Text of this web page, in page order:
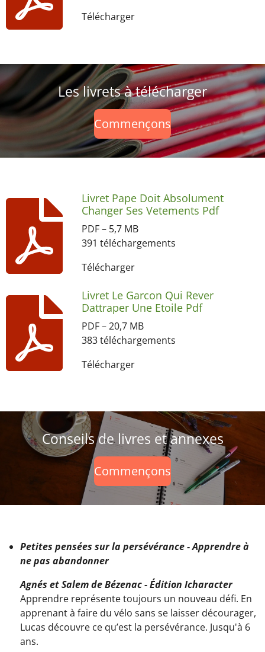
Télécharger
Les livrets à télécharger
Commençons
Livret Pape Doit Absolument
Changer Ses Vetements Pdf
PDF – 5,7 MB
391 téléchargements
Télécharger
Livret Le Garcon Qui Rever
Dattraper Une Etoile Pdf
PDF – 20,7 MB
383 téléchargements
Télécharger
Conseils de livres et annexes
Commençons
Petites pensées sur la persévérance - Apprendre à
ne pas abandonner
Agnés et Salem de Bézenac - Édition Icharacter
Apprendre représente toujours un nouveau défi. En
apprenant à faire du vélo sans se laisser décourager,
Lucas découvre ce qu’est la persévérance. Jusqu'à 6
ans.